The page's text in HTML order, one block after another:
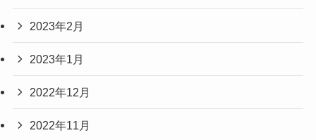
2023年2月
2023年1月
2022年12月
2022年11月